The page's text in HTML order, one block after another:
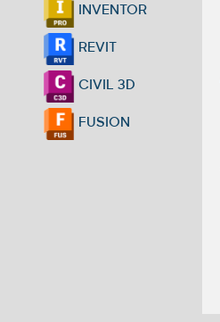
INVENTOR
REVIT
CIVIL 3D
FUSION